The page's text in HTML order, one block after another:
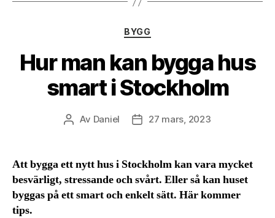
Kategorier
BYGG
Hur man kan bygga hus
smart i Stockholm
Inläggsförfattare
Av Daniel Inläggsdatum
27 mars, 2023
Att bygga ett nytt hus i Stockholm kan vara mycket
besvärligt, stressande och svårt. Eller så kan huset
byggas på ett smart och enkelt sätt. Här kommer
tips.